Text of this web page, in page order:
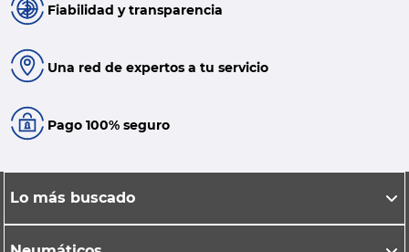
Fiabilidad y transparencia
Una red de expertos a tu servicio
Pago 100% seguro
Lo más buscado